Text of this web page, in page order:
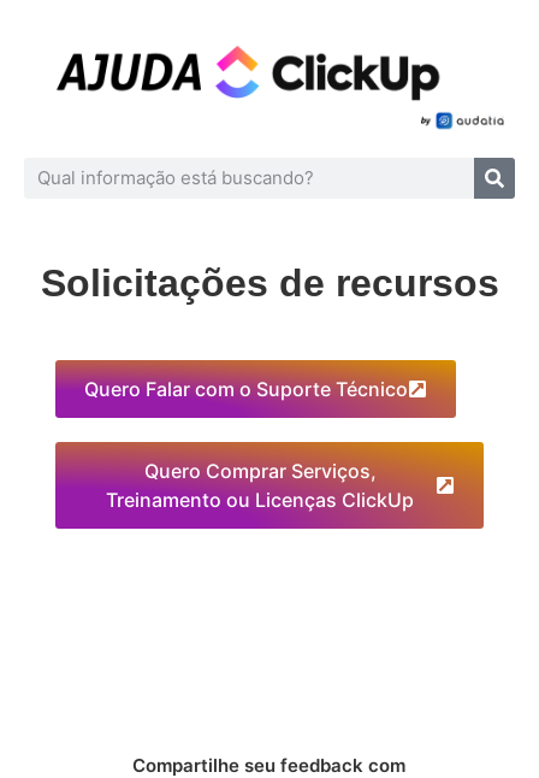
Solicitações de recursos
Quero Falar com o Suporte Técnico
Quero Comprar Serviços,
Treinamento ou Licenças ClickUp
Compartilhe seu feedback com